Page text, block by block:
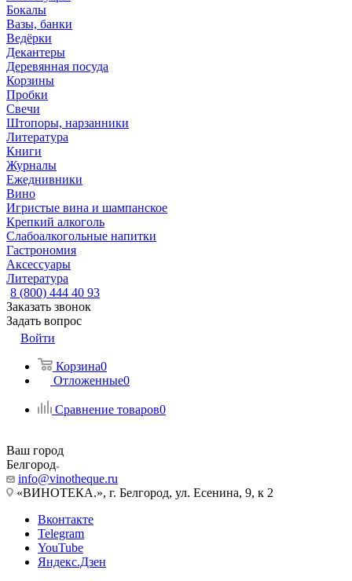
Бокалы
Вазы, банки
Ведёрки
Декантеры
Деревянная посуда
Корзины
Пробки
Свечи
Штопоры, нарзанники
Литература
Книги
Журналы
Ежеднивники
Вино
Игристые вина и шампанское
Крепкий алкоголь
Слабоалкогольные напитки
Гастрономия
Аксессуары
Литература
8 (800) 444 40 93
Заказать звонок
Задать вопрос
Войти
Корзина0
Отложенные0
Сравнение товаров0
Ваш город
Белгород
info@vinotheque.ru
«ВИНОТЕКА.», г. Белгород, ул. Есенина, 9, к 2
Вконтакте
Telegram
YouTube
Яндекс.Дзен